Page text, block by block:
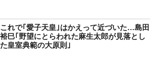
これで｢愛子天皇｣はかえって近づいた…島田
裕巳｢野望にとらわれた麻生太郎が見落とし
た皇室典範の大原則｣